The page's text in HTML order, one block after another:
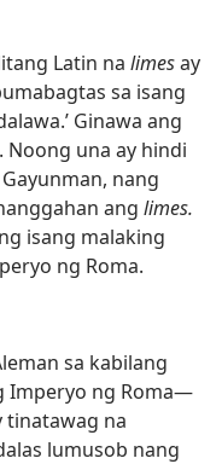
Latin na limesay
sa isang
Ginawa ang
Noong una ay hindi
nang
ang limes.
isang malaking
ng Roma.
sa kabilang
Imperyo ng Roma​—
tinatawag na
lumusob nang